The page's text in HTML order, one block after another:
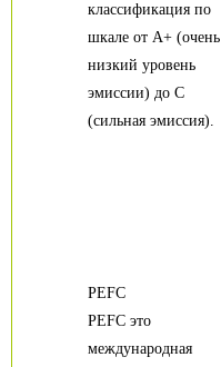
классификация по
шкале от А+ (очень
низкий уровень
эмиссии) до С
(сильная эмиссия).
PEFC
PEFC это
международная